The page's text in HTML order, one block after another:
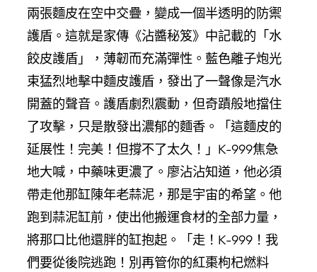
兩張麵皮在空中交疊，變成一個半透明的防禦
護盾。這就是家傳《沾醬秘笈》中記載的「水
餃皮護盾」，薄韌而充滿彈性。藍色離子炮光
束猛烈地擊中麵皮護盾，發出了一聲像是汽水
開蓋的聲音。護盾劇烈震動，但奇蹟般地擋住
了攻擊，只是散發出濃郁的麵香。「這麵皮的
延展性！完美！但撐不了太久！」K-999焦急
地大喊，中藥味更濃了。廖沾沾知道，他必須
帶走他那缸陳年老蒜泥，那是宇宙的希望。他
跑到蒜泥缸前，使出他搬運食材的全部力量，
將那口比他還胖的缸抱起。「走！K-999！我
們要從後院逃跑！別再管你的紅棗枸杞燃料